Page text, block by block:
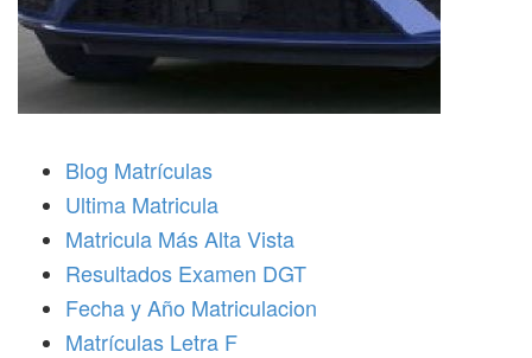
Blog Matrículas
Ultima Matricula
Matricula Más Alta Vista
Resultados Examen DGT
Fecha y Año Matriculacion
Matrículas Letra F